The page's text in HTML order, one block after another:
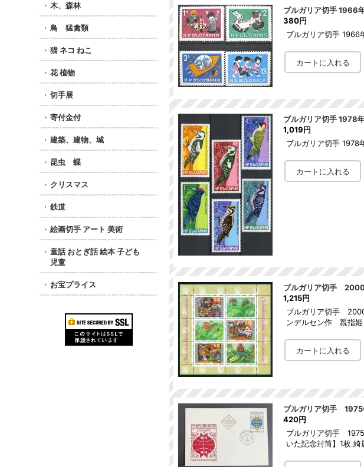
木、森林
鳥 猛禽類
猫 ネコ ねこ
花 植物
切手展
寄付金付
建築、建物、城
昆虫 蝶
クリスマス
鉄道
絵画切手 アート 美術
童話 おとぎ話 絵本 子ども
児童
お宝プライス
ブルガリア切手
380円
ブルガリア切手
ブルガリア切手
1,019円
ブルガリア切手
ブルガリア切手
1,215円
ブルガリア切手
ンデルセン作 親指姫
ブルガリア切手
420円
ブルガリア切手
いた記念封筒】1枚 綺